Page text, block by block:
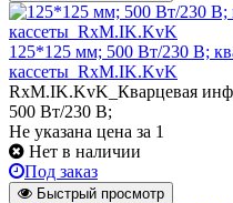
125*125 мм; 500 Вт/230 В;
кассеты_RxM.IK.KvK
RxM.IK.KvK_Кварцевая
500 Вт/230 В;
Не указана цена за 1
Нет в наличии
Под заказ
Быстрый просмотр